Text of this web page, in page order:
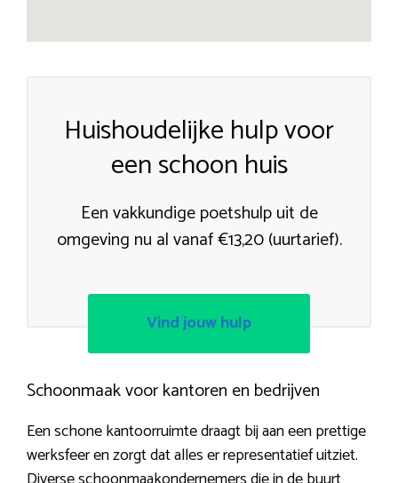
Huishoudelijke hulp voor
een schoon huis
Een vakkundige poetshulp uit de
omgeving nu al vanaf €13,20 (uurtarief).
Vind jouw hulp
Schoonmaak voor kantoren en bedrijven
Een schone kantoorruimte draagt bij aan een prettige
werksfeer en zorgt dat alles er representatief uitziet.